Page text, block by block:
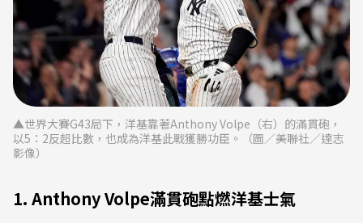
▲世界大賽G43局下，洋基靠著Anthony Volpe（右）的滿貫砲，
以5：2反超比數，也成為洋基此戰獲勝功臣。（圖／美聯社／達志
影像）
1. Anthony Volpe滿貫砲點燃洋基士氣